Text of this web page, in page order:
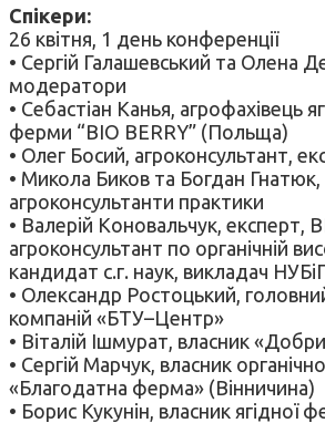
Спікери:
26 квітня, 1 день конференції
• Сергій Галашевський та Олена
модератори
• Себастіан Канья, агрофахівець
ферми “BIO BERRY” (Польща)
• Олег Босий, агроконсультант,
• Микола Биков та Богдан Гнатюк,
агроконсультанти практики
• Валерій Коновальчук, експерт,
агроконсультант по органічній
кандидат с.г. наук, викладач
• Олександр Ростоцький,
компаній «БТУ–Центр»
• Віталій Ішмурат, власник
• Сергій Марчук, власник
«Благодатна ферма» (Вінничина)
• Борис Кукунін, власник ягідної